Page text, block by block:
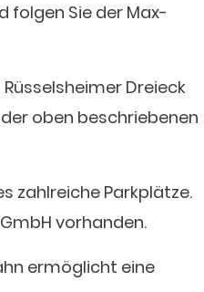
folgen Sie der Max-
Dreieck
oben beschriebenen
zahlreiche Parkplätze.
vorhanden.
ermöglicht eine